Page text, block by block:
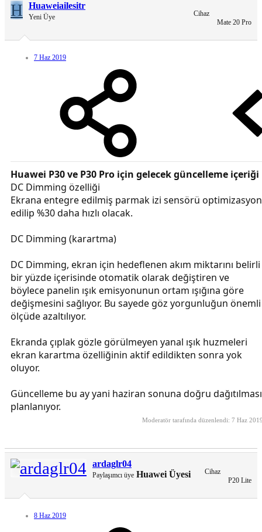
H Huaweiailesitr
Yeni Üye
Cihaz
Mate 20 Pro
7 Haz 2019
Huawei P30 ve P30 Pro için gelecek güncelleme içeriği
DC Dimming özelliği
Ekrana entegre edilmiş parmak izi sensörü optimizasyon
edilip %30 daha hızlı olacak.
DC Dimming (karartma)
DC Dimming, ekran için hedeflenen akım miktarını belirli
bir yüzde içerisinde otomatik olarak değiştiren ve
böylece panelin ışık emisyonunun ortam ışığına göre
değişmesini sağlıyor. Bu sayede göz yorgunluğun önemli
ölçüde azaltılıyor.
Ekranda çıplak gözle görülmeyen yanal ışık huzmeleri
ekran karartma özelliğinin aktif edildikten sonra yok
oluyor.
Güncelleme bu ay yani haziran sonuna doğru dağıtılması
planlanıyor.
Moderatör tarafında düzenlendi: 7 Haz
ardaglr04
Paylaşımcı üye Huawei Üyesi
Cihaz
P20 Lite
8 Haz 2019